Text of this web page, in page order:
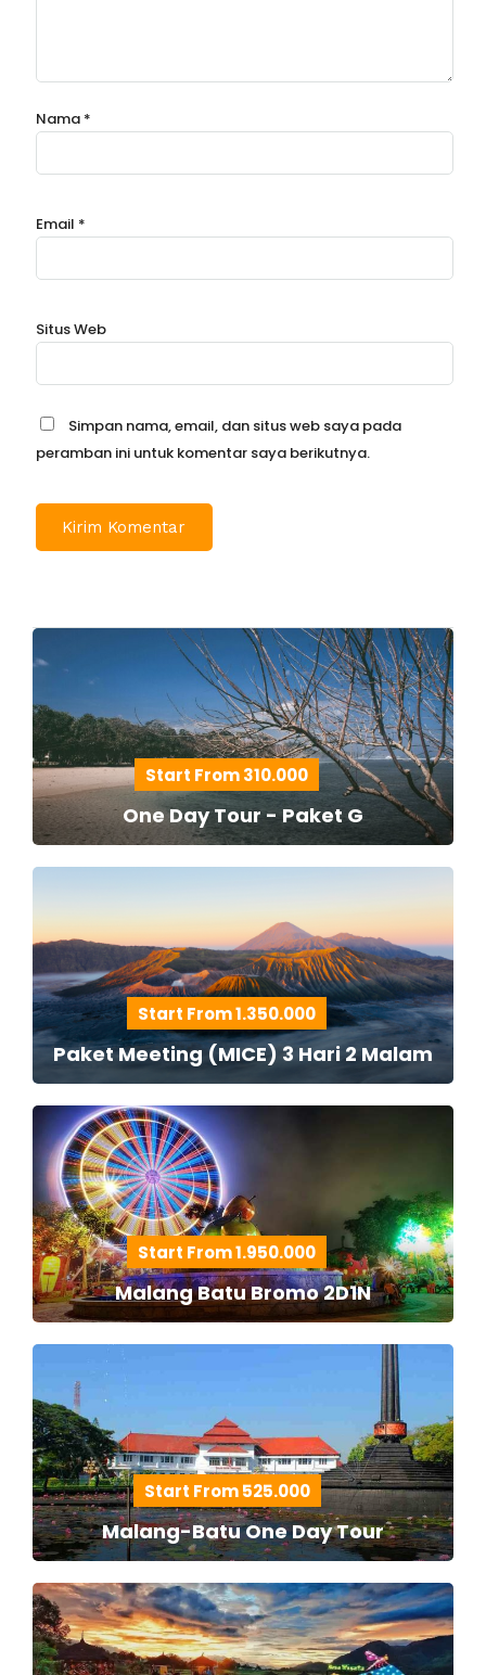
Nama *
Email *
Situs Web
Simpan nama, email, dan situs web saya pada
peramban ini untuk komentar saya berikutnya.
Start From 310.000
One Day Tour - Paket G
Start From 1.350.000
Paket Meeting (MICE) 3 Hari 2 Malam
Start From 1.950.000
Malang Batu Bromo 2D1N
Start From 525.000
Malang-Batu One Day Tour